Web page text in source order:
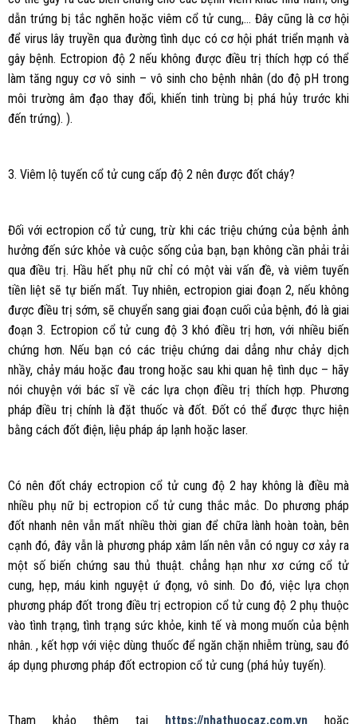
dẫn trứng bị tắc nghẽn hoặc viêm cổ tử cung,… Đây cũng là cơ hội
để virus lây truyền qua đường tình dục có cơ hội phát triển mạnh và
gây bệnh. Ectropion độ 2 nếu không được điều trị thích hợp có thể
làm tăng nguy cơ vô sinh – vô sinh cho bệnh nhân (do độ pH trong
môi trường âm đạo thay đổi, khiến tinh trùng bị phá hủy trước khi
đến trứng). ).
3. Viêm lộ tuyến cổ tử cung cấp độ 2 nên được đốt cháy?
Đối với ectropion cổ tử cung, trừ khi các triệu chứng của bệnh ảnh
hưởng đến sức khỏe và cuộc sống của bạn, bạn không cần phải trải
qua điều trị. Hầu hết phụ nữ chỉ có một vài vấn đề, và viêm tuyến
tiền liệt sẽ tự biến mất. Tuy nhiên, ectropion giai đoạn 2, nếu không
được điều trị sớm, sẽ chuyển sang giai đoạn cuối của bệnh, đó là giai
đoạn 3. Ectropion cổ tử cung độ 3 khó điều trị hơn, với nhiều biến
chứng hơn. Nếu bạn có các triệu chứng dai dẳng như chảy dịch
nhầy, chảy máu hoặc đau trong hoặc sau khi quan hệ tình dục – hãy
nói chuyện với bác sĩ về các lựa chọn điều trị thích hợp. Phương
pháp điều trị chính là đặt thuốc và đốt. Đốt có thể được thực hiện
bằng cách đốt điện, liệu pháp áp lạnh hoặc laser.
Có nên đốt cháy ectropion cổ tử cung độ 2 hay không là điều mà
nhiều phụ nữ bị ectropion cổ tử cung thắc mắc. Do phương pháp
đốt nhanh nên vẫn mất nhiều thời gian để chữa lành hoàn toàn, bên
cạnh đó, đây vẫn là phương pháp xâm lấn nên vẫn có nguy cơ xảy ra
một số biến chứng sau thủ thuật. chẳng hạn như xơ cứng cổ tử
cung, hẹp, máu kinh nguyệt ứ đọng, vô sinh. Do đó, việc lựa chọn
phương pháp đốt trong điều trị ectropion cổ tử cung độ 2 phụ thuộc
vào tình trạng, tình trạng sức khỏe, kinh tế và mong muốn của bệnh
nhân. , kết hợp với việc dùng thuốc để ngăn chặn nhiễm trùng, sau đó
áp dụng phương pháp đốt ectropion cổ tử cung (phá hủy tuyến).
Tham khảo thêm tại https://nhathuocaz.com.vn hoặc